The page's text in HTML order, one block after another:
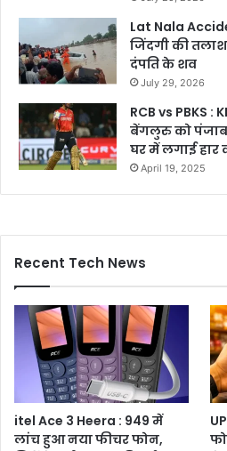
Lat Nala
जिंदगी की
दंपति के शव
July 29, 2026
RCB vs PBKS :
बेंगलुरु को पंजाब
घर में लगाई हार
April 19, 2025
Recent Tech News
itel Ace 3 Heera : 949 में
लांच हुआ नया फीचर फोन,